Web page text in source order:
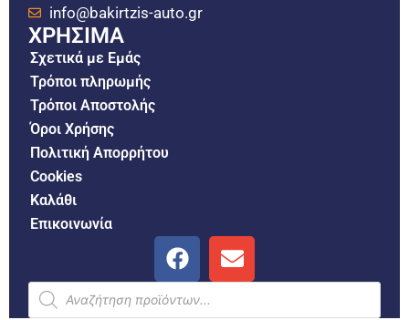
info@bakirtzis-auto.gr
ΧΡΗΣΙΜΑ
Σχετικά με Εμάς
Τρόποι πληρωμής
Τρόποι Αποστολής
Όροι Χρήσης
Πολιτική Απορρήτου
Cookies
Καλάθι
Επικοινωνία